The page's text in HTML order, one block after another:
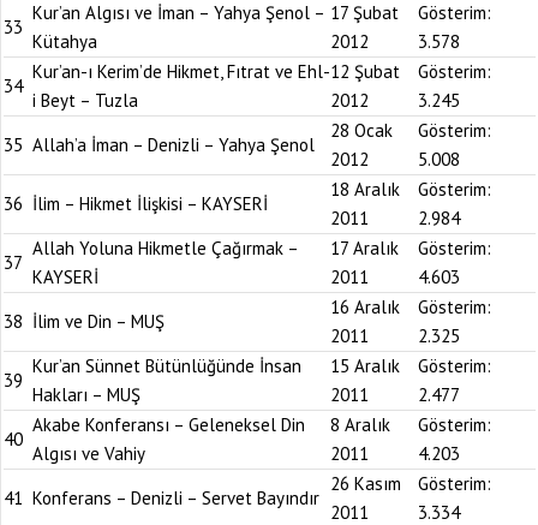
33
Kur’an Algısı ve İman – Yahya Şenol –
Kütahya
17 Şubat
2012
Gösterim:
3.578
34
Kur’an-ı Kerim’de Hikmet, Fıtrat ve Ehl-
i Beyt – Tuzla
12 Şubat
2012
Gösterim:
3.245
35 Allah’a İman – Denizli – Yahya Şenol
28 Ocak
2012
Gösterim:
5.008
36 İlim – Hikmet İlişkisi – KAYSERİ
18 Aralık
2011
Gösterim:
2.984
37
Allah Yoluna Hikmetle Çağırmak –
KAYSERİ
17 Aralık
2011
Gösterim:
4.603
38 İlim ve Din – MUŞ
16 Aralık
2011
Gösterim:
2.325
39
Kur’an Sünnet Bütünlüğünde İnsan
Hakları – MUŞ
15 Aralık
2011
Gösterim:
2.477
40
Akabe Konferansı – Geleneksel Din
Algısı ve Vahiy
8 Aralık
2011
Gösterim:
4.203
41 Konferans – Denizli – Servet Bayındır
26 Kasım
2011
Gösterim:
3.334